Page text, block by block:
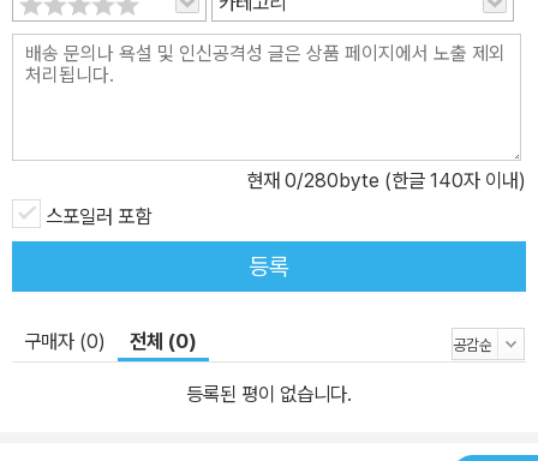
현재 0/280byte (한글 140자 이내)
스포일러 포함
등록
구매자 (0) 전체 (0)
등록된 평이 없습니다.